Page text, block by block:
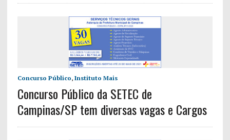
Concurso Público, Instituto Mais
Concurso Público da SETEC de
Campinas/SP tem diversas vagas e Cargos